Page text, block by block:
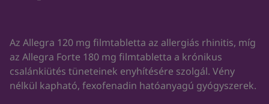
Az Allegra 120 mg filmtabletta az allergiás rhinitis, míg
az Allegra Forte 180 mg filmtabletta a krónikus
csalánkiütés tüneteinek enyhítésére szolgál. Vény
nélkül kapható, fexofenadin hatóanyagú gyógyszerek.